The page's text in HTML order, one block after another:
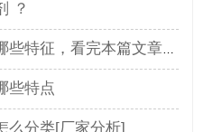
？
特征，看完本篇文章就了解
些特点
么分类[厂家分析]